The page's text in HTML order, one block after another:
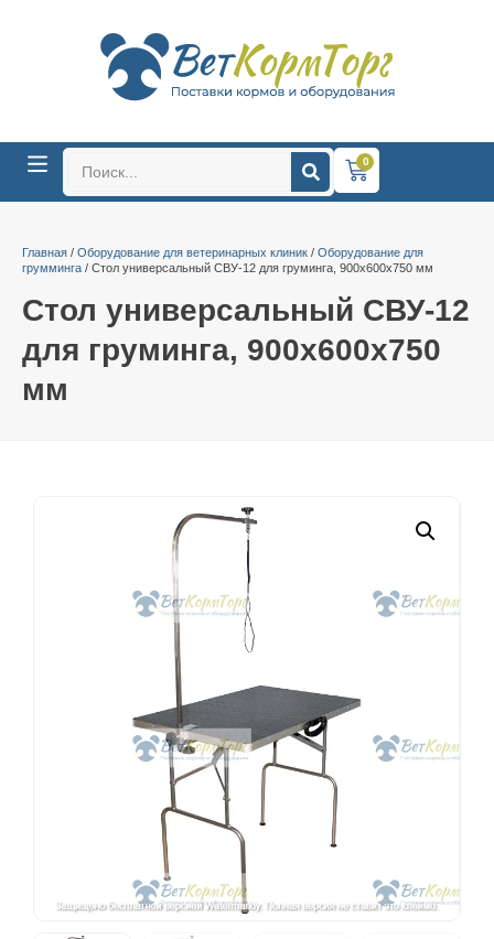
0
Главная / Оборудование для ветеринарных клиник / Оборудование для
грумминга / Стол универсальный СВУ-12 для груминга, 900х600х750 мм
Стол универсальный СВУ-12
для груминга, 900х600х750
мм